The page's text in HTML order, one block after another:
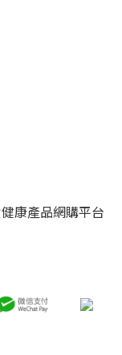
康產品網購平台